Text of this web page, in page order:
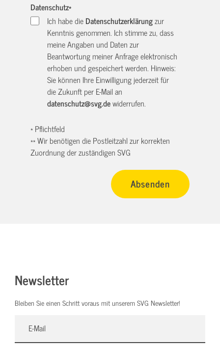
Datenschutz*
Ich habe dieDatenschutzerklärungzur
Kenntnis genommen. Ich stimme zu, dass
meine Angaben und Daten zur
Beantwortung meiner Anfrage elektronisch
erhoben und gespeichert werden. Hinweis:
Sie können Ihre Einwilligung jederzeit für
die Zukunft per E-Mail an
datenschutz@svg.dewiderrufen.
* Pflichtfeld
** Wir benötigen die Postleitzahl zur korrekten
Zuordnung der zuständigen SVG
Newsletter
Bleiben Sie einen Schritt voraus mit unserem SVG Newsletter!